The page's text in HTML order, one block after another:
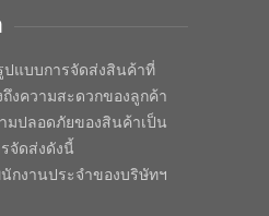
แบบการจัดส่งสินค้าที่
งความสะดวกของลูกค้า
มปลอดภัยของสินค้าเป็น
จัดส่งดังนี้
กงานประจำของบริษัทฯ